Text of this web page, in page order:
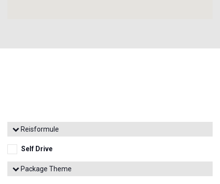
Reisformule
Self Drive
Package Theme